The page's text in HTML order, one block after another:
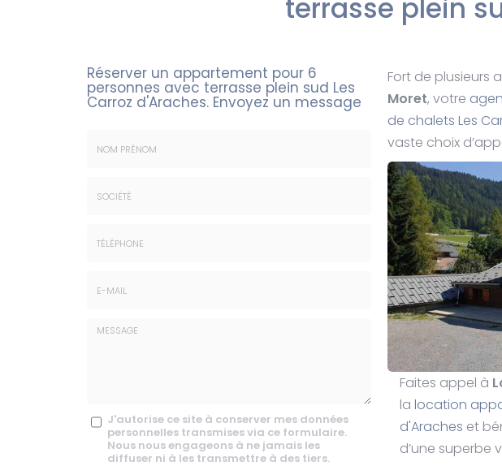
terrasse plein
Réserver un appartement pour 6
personnes avec terrasse plein sud Les
Carroz d'Araches. Envoyez un message
Message
J'autorise ce site à conserver mes données
personnelles transmises via ce formulaire.
Nous nous engageons à ne jamais les
diffuser ni à les transmettre à des tiers.
Fort de plusieurs
Moret, votre
de chalets Les
vaste choix
Faites appel à
la location
d'Araches et
d’une superbe